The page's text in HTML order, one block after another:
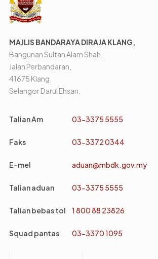
MAJLIS BANDARAYA DIRAJA KLANG,
Bangunan Sultan Alam Shah,
Jalan Perbandaran,
41675 Klang,
Selangor Darul Ehsan.
Talian Am 03-3375 5555
Faks 03-3372 0344
E-mel aduan@mbdk.gov.my
Talian aduan 03-3375 5555
Talian bebas tol 1 800 88 23826
Squad pantas 03-3370 1095